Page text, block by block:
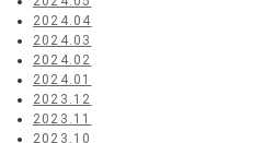
2024.04
2024.03
2024.02
2024.01
2023.12
2023.11
2023.10